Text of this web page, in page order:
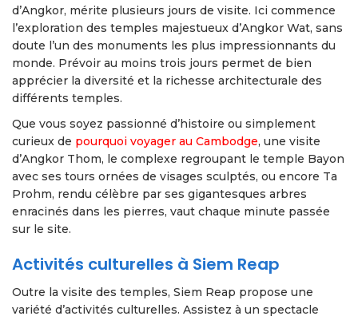
d’Angkor, mérite plusieurs jours de visite. Ici commence
l’exploration des temples majestueux d’Angkor Wat, sans
doute l’un des monuments les plus impressionnants du
monde. Prévoir au moins trois jours permet de bien
apprécier la diversité et la richesse architecturale des
différents temples.
Que vous soyez passionné d’histoire ou simplement
curieux de pourquoi voyager au Cambodge, une visite
d’Angkor Thom, le complexe regroupant le temple Bayon
avec ses tours ornées de visages sculptés, ou encore Ta
Prohm, rendu célèbre par ses gigantesques arbres
enracinés dans les pierres, vaut chaque minute passée
sur le site.
Activités culturelles à Siem Reap
Outre la visite des temples, Siem Reap propose une
variété d’activités culturelles. Assistez à un spectacle